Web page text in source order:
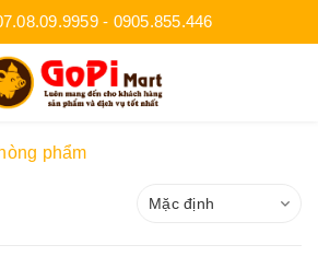
- 0905.855.446
phẩm
Mặc định